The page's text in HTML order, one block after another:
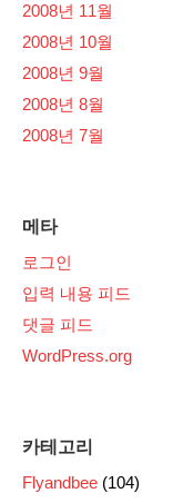
2008년 11월
2008년 10월
2008년 9월
2008년 8월
2008년 7월
메타
로그인
입력 내용 피드
댓글 피드
WordPress.org
카테고리
Flyandbee (104)